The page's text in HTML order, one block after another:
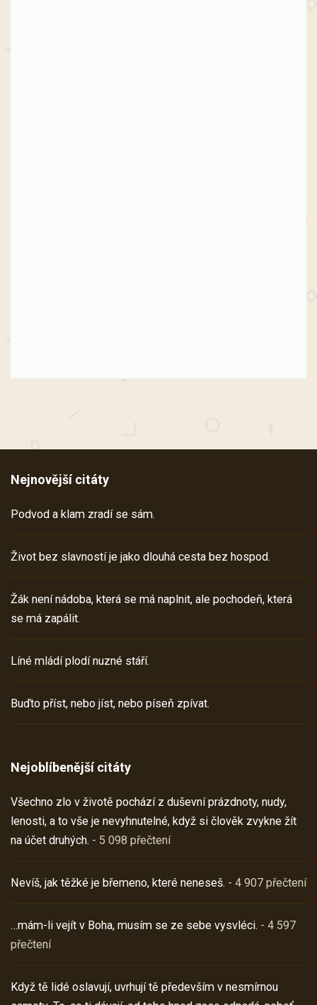
Nejnovější citáty
Podvod a klam zradí se sám.
Život bez slavností je jako dlouhá cesta bez hospod.
Žák není nádoba, která se má naplnit, ale pochodeň, která
se má zapálit.
Líné mládí plodí nuzné stáří.
Buďto příst, nebo jíst, nebo píseň zpívat.
Nejoblíbenější citáty
Všechno zlo v životě pochází z duševní prázdnoty, nudy,
lenosti, a to vše je nevyhnutelné, když si člověk zvykne žít
na účet druhých. - 5 098 přečtení
Nevíš, jak těžké je břemeno, které neneseš. - 4 907 přečtení
…mám-li vejít v Boha, musím se ze sebe vysvléci. - 4 597
přečtení
Když tě lidé oslavují, uvrhují tě především v nesmírnou